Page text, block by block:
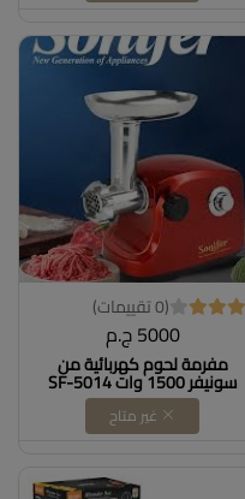
(0 تقييمات)
5000 ج.م
مفرمة لحوم كهربائية من
سونيفر 1500 وات SF-5014
Dollars for imporT كود
B0DDKLHV4K
غير متاح